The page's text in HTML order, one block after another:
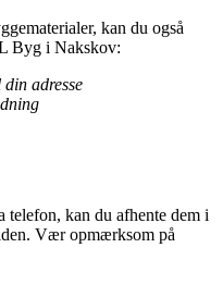
kan du også
Byg i Nakskov:
adresse
telefon, kan du afhente dem i
Vær opmærksom på